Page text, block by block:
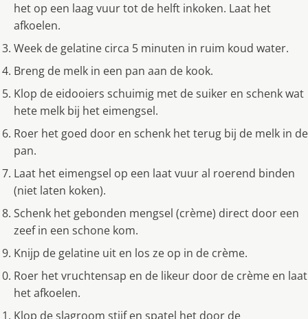
het op een laag vuur tot de helft inkoken. Laat het
afkoelen.
Week de gelatine circa 5 minuten in ruim koud water.
Breng de melk in een pan aan de kook.
Klop de eidooiers schuimig met de suiker en schenk wat
hete melk bij het eimengsel.
Roer het goed door en schenk het terug bij de melk in de
pan.
Laat het eimengsel op een laat vuur al roerend binden
(niet laten koken).
Schenk het gebonden mengsel (crème) direct door een
zeef in een schone kom.
Knijp de gelatine uit en los ze op in de crème.
Roer het vruchtensap en de likeur door de crème en laat
het afkoelen.
Klop de slagroom stijf en spatel het door de